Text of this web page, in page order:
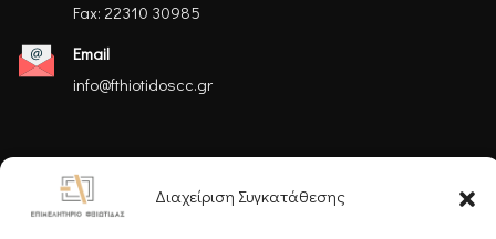
Διαχείριση Συγκατάθεσης
Fax: 22310 30985
Email
info@fthiotidoscc.gr
Ακολουθήστε μας